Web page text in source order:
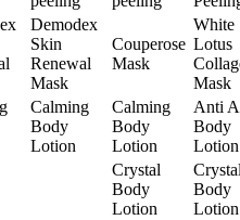
Demodex
Skin
Renewal
Mask
Couperose
Mask
White
Lotus
Mask
Calming
Body
Lotion
Calming
Body
Lotion
Anti
Body
Lotion
Crystal
Body
Lotion
Body
Lotion